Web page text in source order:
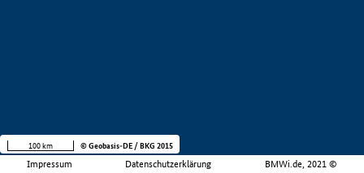
Impressum Datenschutzerklärung BMWi.de, 2021 ©
100 km © Geobasis-DE / BKG 2015